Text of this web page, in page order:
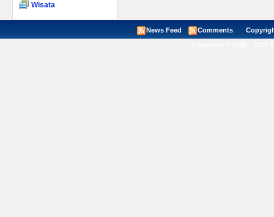
Wisata
News Feed Comments Copyright